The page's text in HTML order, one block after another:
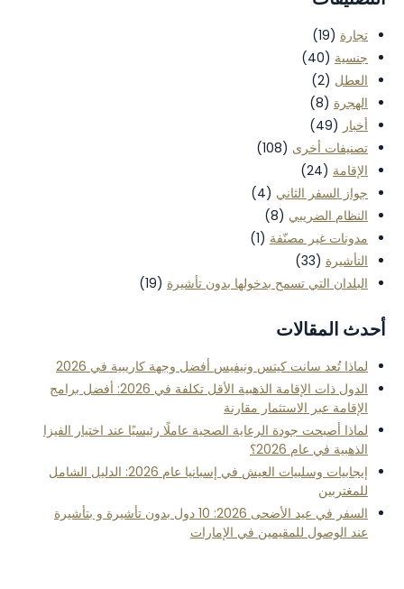
تجارة (19)
جنسية (40)
العطل (2)
الهجرة (8)
أخبار (49)
تصنيفات أخرى (108)
الإقامة (24)
جواز السفر الثاني (4)
النظام الضريبي (8)
مدونات غير مصنّفة (1)
التأشيرة (33)
البلدان التي تسمح بدخولها بدون تأشيرة (19)
أحدث المقالات
لماذا تُعد سانت كيتس ونيفيس أفضل وجهة كاريبية في 2026
الدول ذات الإقامة الذهبية الأقل تكلفة في 2026: أفضل برامج
الإقامة عبر الاستثمار مقارنة
لماذا أصبحت جودة الرعاية الصحية عاملًا رئيسيًا عند اختيار الفيزا
الذهبية في عام 2026؟
إيجابيات وسلبيات العيش في إسبانيا عام 2026: الدليل الشامل
للمغتربين
السفر في عيد الأضحى 2026: 10 دول بدون تأشيرة و بتأشيرة
عند الوصول للمقيمين في الإمارات